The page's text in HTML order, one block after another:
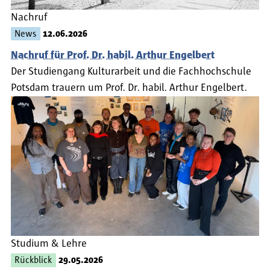
Nachruf
News 12.06.2026
Nachruf für Prof. Dr. habil. Arthur Engelbert
Der Studiengang Kulturarbeit und die Fachhochschule
Potsdam trauern um Prof. Dr. habil. Arthur Engelbert.
Studium & Lehre
Rückblick 29.05.2026